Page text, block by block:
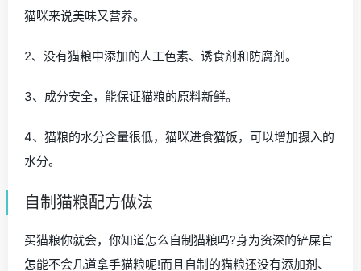
猫咪来说美味又营养。
2、没有猫粮中添加的人工色素、诱食剂和防腐剂。
3、成分安全，能保证猫粮的原料新鲜。
4、猫粮的水分含量很低，猫咪进食猫饭，可以增加摄入的
水分。
自制猫粮配方做法
买猫粮你就会，你知道怎么自制猫粮吗?身为资深的铲屎官
怎能不会几道拿手猫粮呢!而且自制的猫粮还没有添加剂、